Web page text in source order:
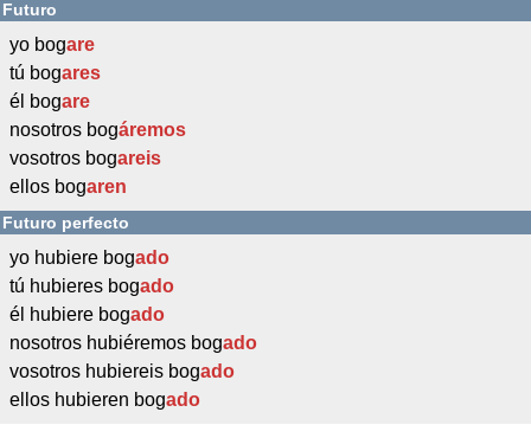
Futuro
yo bogare
tú bogares
él bogare
nosotros bogáremos
vosotros bogareis
ellos bogaren
Futuro perfecto
yo hubiere bogado
tú hubieres bogado
él hubiere bogado
nosotros hubiéremos bogado
vosotros hubiereis bogado
ellos hubieren bogado